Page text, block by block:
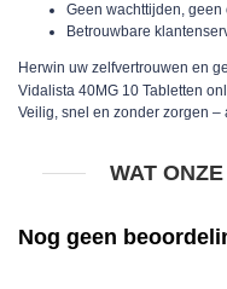
Geen wachttijden, geen
Betrouwbare
Herwin uw zelfvertrouwen en
Vidalista 40MG 10 Tabletten
Veilig, snel en zonder zorgen
WAT
Nog geen